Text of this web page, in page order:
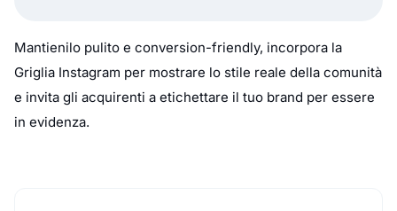
Mantienilo pulito e conversion-friendly, incorpora la
Griglia Instagram per mostrare lo stile reale della comunità
e invita gli acquirenti a etichettare il tuo brand per essere
in evidenza.